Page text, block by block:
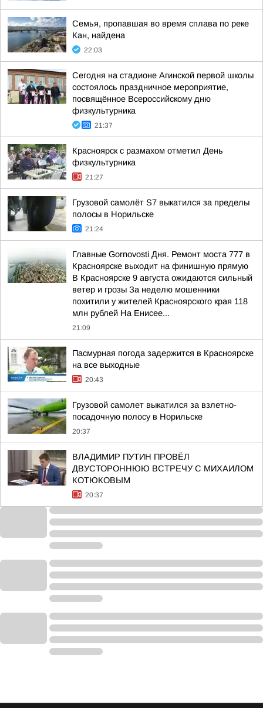
Семья, пропавшая во время сплава по реке
Кан, найдена
22:03
Сегодня на стадионе Агинской первой школы
состоялось праздничное мероприятие,
посвящённое Всероссийскому дню
физкультурника
21:37
Красноярск с размахом отметил День
физкультурника
21:27
Грузовой самолёт S7 выкатился за пределы
полосы в Норильске
21:24
Главные Gornovosti Дня. Ремонт моста 777 в
Красноярске выходит на финишную прямую
В Красноярске 9 августа ожидаются сильный
ветер и грозы За неделю мошенники
похитили у жителей Красноярского края 118
млн рублей На Енисее...
21:09
Пасмурная погода задержится в Красноярске
на все выходные
20:43
Грузовой самолет выкатился за взлетно-
посадочную полосу в Норильске
20:37
ВЛАДИМИР ПУТИН ПРОВЁЛ
ДВУСТОРОННЮЮ ВСТРЕЧУ С МИХАИЛОМ
КОТЮКОВЫМ
20:37